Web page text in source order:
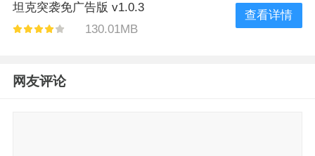
坦克突袭免广告版 v1.0.3
130.01MB
查看详情
网友评论